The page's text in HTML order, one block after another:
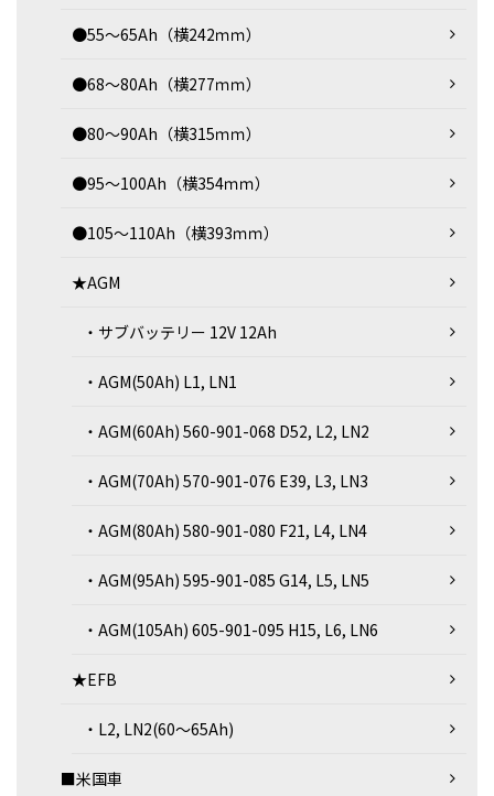
●55～65Ah（横242ｍｍ）
●68～80Ah（横277ｍｍ）
●80～90Ah（横315ｍｍ）
●95～100Ah（横354ｍｍ）
●105～110Ah（横393ｍｍ）
★AGM
・サブバッテリー 12V 12Ah
・AGM(50Ah) L1, LN1
・AGM(60Ah) 560-901-068 D52, L2, LN2
・AGM(70Ah) 570-901-076 E39, L3, LN3
・AGM(80Ah) 580-901-080 F21, L4, LN4
・AGM(95Ah) 595-901-085 G14, L5, LN5
・AGM(105Ah) 605-901-095 H15, L6, LN6
★EFB
・L2, LN2(60～65Ah)
■米国車